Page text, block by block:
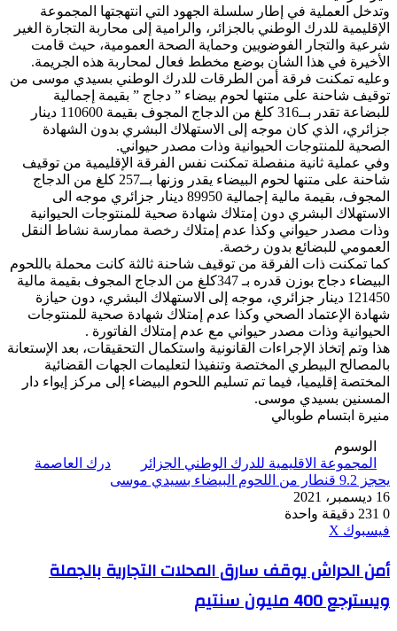
وتدخل العملية في إطار سلسلة الجهود التي انتهجتها المجموعة
الإقليمية للدرك الوطني بالجزائر، والرامية إلى محاربة التجارة الغير
شرعية والتجار الفوضويين وحماية الصحة العمومية، حيث قامت
الأخيرة في هذا الشأن بوضع مخطط فعال لمحاربة هذه الجريمة.
وعليه تمكنت فرقة أمن الطرقات للدرك الوطني بسيدي موسى من
توقيف شاحنة على متنها لحوم بيضاء ” دجاج ” بقيمة إجمالية
للبضاعة تقدر بــ316 كلغ من الدجاج المجوف بقيمة 110600 دينار
جزائري، الذي كان موجه إلى الاستهلاك البشري بدون الشهادة
الصحية للمنتوجات الحيوانية وذات مصدر حيواني.
وفي عملية ثانية منفصلة تمكنت نفس الفرقة الإقليمية من توقيف
شاحنة على متنها لحوم البيضاء يقدر وزنها بــ257 كلغ من الدجاج
المجوف، بقيمة مالية إجمالية 89950 دينار جزائري موجه الى
الاستهلاك البشري دون إمتلاك شهادة صحية للمنتوجات الحيوانية
وذات مصدر حيواني وكذا عدم إمتلاك رخصة ممارسة نشاط النقل
العمومي للبضائع بدون رخصة.
كما تمكنت ذات الفرقة من توقيف شاحنة ثالثة كانت محملة باللحوم
البيضاء دجاج بوزن قدره بـ 347كلغ من الدجاج المجوف بقيمة مالية
121450 دينار جزائري، موجه إلى الاستهلاك البشري، دون حيازة
شهادة الإعتماد الصحي وكذا عدم إمتلاك شهادة صحية للمنتوجات
الحيوانية وذات مصدر حيواني مع عدم إمتلاك الفاتورة .
هذا وتم إتخاذ الإجراءات القانونية واستكمال التحقيقات، بعد الإستعانة
بالمصالح البيطري المختصة وتنفيذا لتعليمات الجهات القضائية
المختصة إقليميا، فيما تم تسليم اللحوم البيضاء إلى مركز إيواء دار
المسنين بسيدي موسى.
منيرة ابتسام طوبالي
الوسوم
المجموعة الاقليمية للدرك الوطني الجزائر
درك العاصمة
يحجز 9.2 قنطار من اللحوم البيضاء بسيدي موسى
16 ديسمبر، 2021
0
دقيقة واحدة
فيسبوك ‫X
أمن
الحراش
يوقف
سارق
أمن الحراش يوقف سارق المحلات التجارية بالجملة
ويسترجع 400 مليون سنتيم